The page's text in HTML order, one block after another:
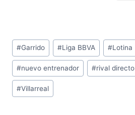
Etiquetas
de
la
entrada:
#Garrido #Liga BBVA #Lotina
#nuevo entrenador #rival directo
#Villarreal